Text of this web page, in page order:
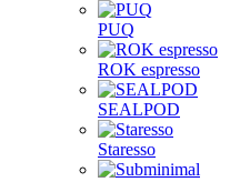
PUQ
ROK espresso
SEALPOD
Staresso